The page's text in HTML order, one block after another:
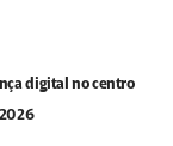
digital no centro